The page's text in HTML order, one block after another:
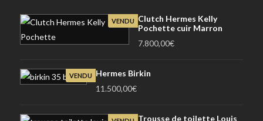
VENDU
Clutch Hermes Kelly
Pochette cuir Marron
7.800,00€
VENDU
Hermes Birkin
11.500,00€
Trousse de toilette Louis